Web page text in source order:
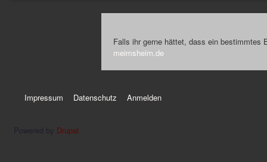
Falls ihr gerne hättet, dass ein
meimsheim.de
Impressum Datenschutz Anmelden
Drupal